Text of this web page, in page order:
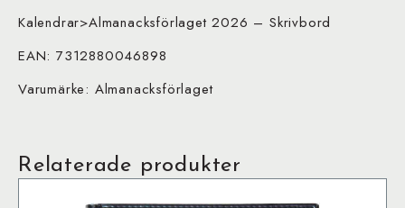
Kalendrar>Almanacksförlaget 2026 – Skrivbord
EAN: 7312880046898
Varumärke: Almanacksförlaget
Relaterade produkter